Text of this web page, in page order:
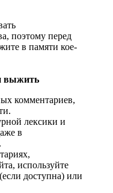
поэтому перед
в памяти кое-
выжить
комментариев,
лексики и
в
используйте
доступна) или